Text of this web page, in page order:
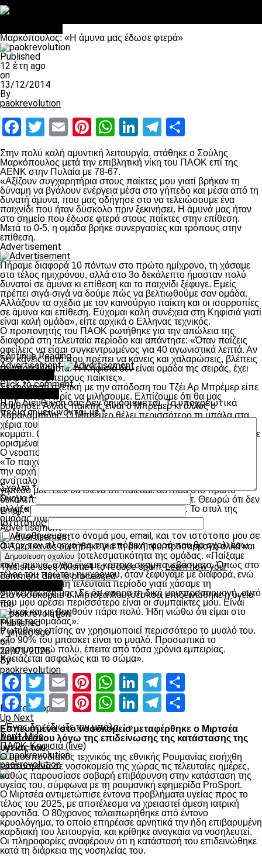
Μαρκόπουλος: «Η άμυνα μας έδωσε φτερά»
Published
12 έτη ago
on
13/12/2014
By
paokrevolution
Facebook
Twitter
EmailPinterest
WhatsApp
LinkedIn
Telegram
Στην πολύ καλή αμυντική λειτουργία, στάθηκε ο Σούλης
Μαρκόπουλος μετά την επιβλητική νίκη του ΠΑΟΚ επί της
ΑΕΝΚ στην Πυλαία με 78-67.
«Αξίζουν συγχαρητήρια στους παίκτες μου γιατί βρήκαν τη
δύναμη να βγάλουν ενέργεια μέσα στο γήπεδο και μέσα από τη
δυνατή άμυνα, που μας οδήγησε στο να τελειώσουμε ένα
παιχνίδι που ήταν δύσκολο πριν ξεκινήσει. Η άμυνά μας ήταν
στο σημείο που έδωσε φτερά στους παίκτες στην επίθεση.
Μετά το 0-5, η ομάδα βρήκε συνεργασίες και τρόπους στην
επίθεση.
Advertisement
Πήραμε διαφορά 10 πόντων στο πρώτο ημίχρονο, τη χάσαμε
στο τέλος ημιχρόνου, αλλά στο 3ο δεκάλεπτο ήμασταν πολύ
δυνατοί σε άμυνα κι επίθεση και το παιχνίδι ξέφυγε. Εμείς
πρέπει σιγά-σιγά να δούμε πώς να βελτιωθούμε σαν ομάδα.
Αλλάζουν τα σχέδια με τον καινούργιο παίκτη και οι ισορροπίες
σε άμυνα και επίθεση. Εύχομαι καλή συνέχεια στη Κηφισιά γιατί
είναι καλή ομάδα», είπε αρχικά ο Ελληνας τεχνικός.
Ο προπονητής του ΠΑΟΚ ρωτήθηκε για την απώλεια της
διαφορά στη τελευταία περίοδο και απάντησε: «Όταν παίζεις
οφείλεις να είσαι συγκεντρωμένος για 40 αγωνιστικά λεπτά. Αν
δεν κάνεις αυτά που πρέπει να κάνεις και χαλαρώσεις, βλέπεις
τα αποτελέσματα. Η Κηφισιά δεν είναι ομάδα της σειράς, έχει
καλούς κι έμπειρους παίκτες».
Σε ερώτηση σχετική με την απόδοση του Τζέι Αρ Μπρέμερ είπε
πως «είναι νωρίς να μιλήσουμε. Ελπίζουμε ότι θα μας
βοηθήσει. Άλλος παίκτης είναι ο Μπρέμερ κι άλλος ο
Χαραλαμπίδης. Ο Μπρέμερ θέλει περισσότερο τη μπάλα στα
χέρια του, ο Κώστας διακρίνεται κυρίως για το εκτελεστικό
κομμάτι. Θα λειτουργήσουμε διαφορετικά, πρέπει να αλλάξουμε
ορισμένα στοιχεία».
Ο νεοαποκτηθέντας Τζέι Αρ Μπρέμερ είπε από την μεριά του:
«Το παιχνίδι εξελίχθηκε πολύ καλά για μας, διότι μπήκαμε από
την αρχή πολύ δυνατά. Παλέψαμε αρκετά και δώσαμε στον
αντίπαλο να καταλάβει ότι δεν είχε πιθανότητα νίκης μέσα στο
γήπεδό μας. Δεν θα έλεγα ότι παίξαμε άσχημα στο πρώτο
δεκάλεπτο, απλά δεν μπήκαν τα ελεύθερα σουτ. Θεωρώ ότι δεν
αλλάξαμε κάτι με την είσοδό μου στο παιχνίδι. Το στυλ της
ομάδας παρέμεινε το ίδιο».
Advertisement
Ο Αμερικανός ρωτήθηκε για τη δική του προσαρμογή αλλά και
για την αμυντική αποτελεσματικότητα της ομάδας. «Παίξαμε
καλή άμυνα, αλλά είχαμε κάποια σκαμπανεβάσματα. Όπως στο
τέλος του πρώτου ημιχρόνου, όταν ξεφύγαμε με διαφορά, ενώ
χαλαρώσαμε στη τελευταία περίοδο γιατί χάσαμε τη
συγκέντρωσή μας. Σε ότι αφορά τη δική μου προσαρμογή, αυτό
που μου αρέσει περισσότερο είναι οι συμπαίκτες μου. Είναι
φιλικοί και με βοηθούν πάρα πολύ. Ήδη νιώθω ότι είμαι στο
κλίμα της ομάδας».
Ρωτήθηκε επίσης αν χρησιμοποιεί περισσότερο το μυαλό του.
«Το 90% του μπάσκετ είναι το μυαλό. Προσωπικά το
χρησιμοποιώ πολύ, έπειτα από τόσα χρόνια εμπειρίας.
Χρειάζεται ασφαλώς και το σώμα».
Facebook
Twitter
EmailPinterest
WhatsApp
LinkedIn
Telegram
Related Topics:
Up Next
«Ένας δεν έδιωξε την μπάλα…»
Don't Miss
ΠΑΟΚ-Κηφισιά (live)
paokrevolution
Continue Reading
Advertisement
Click to comment
Η ηλ. διεύθυνση σας δεν δημοσιεύεται. Τα υποχρεωτικά
πεδία σημειώνονται με*
Σχόλιο*
Όνομα*
Email*
Ιστότοπος
Αποθήκευσε το όνομά μου, email, και τον ιστότοπο μου σε
αυτόν τον πλοηγό για την επόμενη φορά που θα σχολιάσω.
This site uses Akismet to reduce spam.Learn how your
comment data is processed.
Στο νοσοκομείο ο Μιρτσέα Λουτσέσκου, επιδεινώθηκε η υγεία
του
Published
7 μήνες ago
on
23/01/2026
By
paokrevolution
Facebook
Twitter
EmailPinterest
WhatsApp
LinkedIn
Telegram
Εσπευσμένα στο νοσοκομείο μεταφέρθηκε ο Μιρτσέα
Λουτσέσκου λόγω της επιδείνωσης της κατάστασης της
υγείας του.
Ο ομοσπονδιακός τεχνικός της εθνικής Ρουμανίας εισήχθη
εσπευσμένα σε νοσοκομείο της χώρας τις τελευταίες ημέρες,
καθώς παρουσίασε σοβαρή επιβάρυνση στην κατάσταση της
υγείας του, σύμφωνα με τη ρουμανική εφημερίδα ProSport.
Ο Μιρτσέα αντιμετώπισε έντονα προβλήματα υγείας προς το
τέλος του 2025, με αποτέλεσμα να χρειαστεί άμεση ιατρική
φροντίδα. Ο 80χρονος ταλαιπωρήθηκε από έντονο
κρυολόγημα, το οποίο επηρέασε αρνητικά την ήδη επιβαρυμένη
καρδιακή του λειτουργία, και κρίθηκε αναγκαία να νοσηλευτεί.
Οι πληροφορίες αναφέρουν ότι η κατάστασή του επιδεινώθηκε
κατά τη διάρκεια της νοσηλείας του.